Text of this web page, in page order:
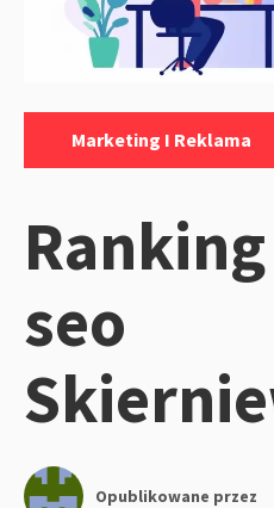
Marketing I Reklama
seo
Opublikowane przez